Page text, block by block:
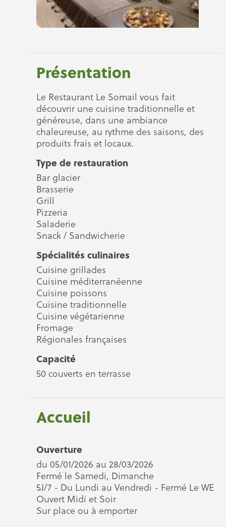
Présentation
Le Restaurant Le Somail vous fait
découvrir une cuisine traditionnelle et
généreuse, dans une ambiance
chaleureuse, au rythme des saisons, des
produits frais et locaux.
Type de restauration
Bar glacier
Brasserie
Grill
Pizzeria
Saladerie
Snack / Sandwicherie
Spécialités culinaires
Cuisine grillades
Cuisine méditerranéenne
Cuisine poissons
Cuisine traditionnelle
Cuisine végétarienne
Fromage
Régionales françaises
Capacité
50 couverts en terrasse
Accueil
Ouverture
du 05/01/2026 au 28/03/2026
Fermé le Samedi, Dimanche
5J/7 - Du Lundi au Vendredi - Fermé Le WE
Ouvert Midi et Soir
Sur place ou à emporter